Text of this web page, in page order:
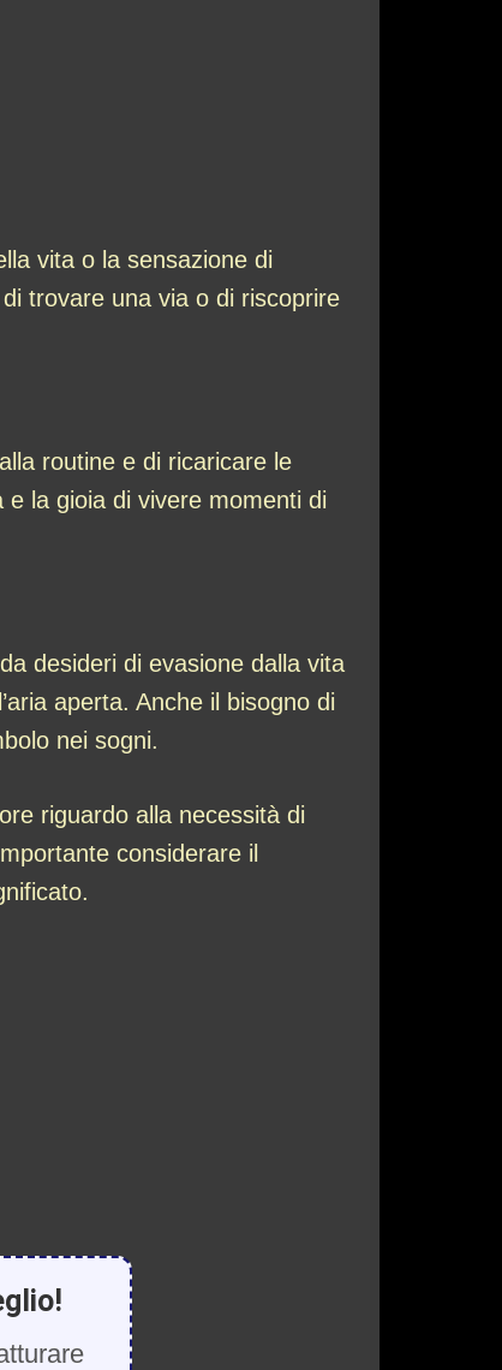
vita o la sensazione di
trovare una via o di riscoprire
routine e di ricaricare le
la gioia di vivere momenti di
desideri di evasione dalla vita
aperta. Anche il bisogno di
nei sogni.
riguardo alla necessità di
considerare il